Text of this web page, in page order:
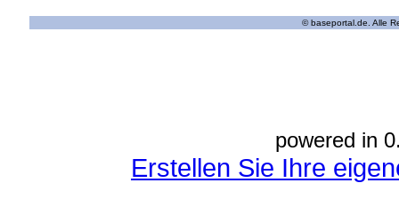
© baseportal.de. Alle
powered in
Erstellen Sie Ihre